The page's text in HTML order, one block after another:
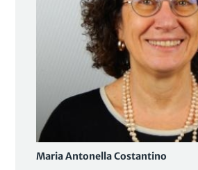
Maria Antonella Costantino